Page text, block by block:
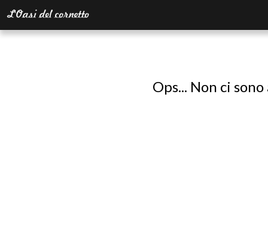
Ops... Non ci